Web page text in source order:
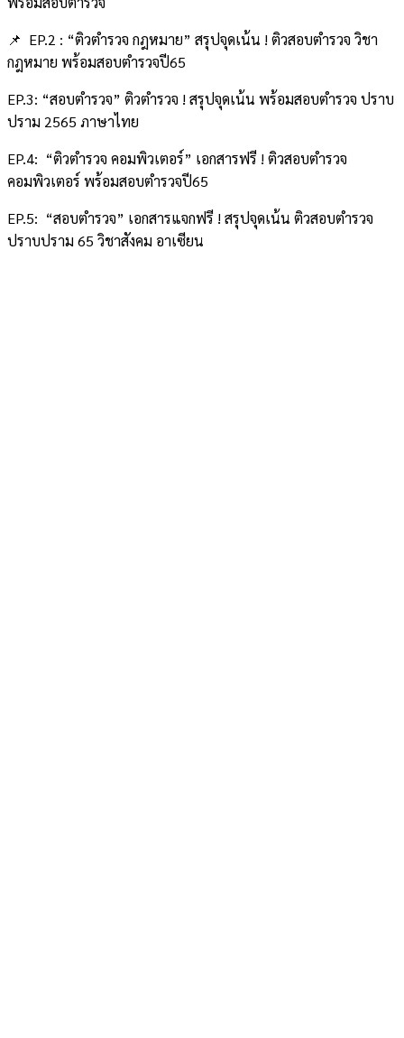
📌 EP.2 : “ติวตำรวจ กฎหมาย” สรุปจุดเน้น ! ติวสอบตำรวจ วิชา
กฎหมาย พร้อมสอบตำรวจปี65
EP.3: “สอบตำรวจ” ติวตำรวจ ! สรุปจุดเน้น พร้อมสอบตำรวจ ปราบ
ปราม 2565 ภาษาไทย
EP.4: “ติวตำรวจ คอมพิวเตอร์” เอกสารฟรี ! ติวสอบตำรวจ
คอมพิวเตอร์ พร้อมสอบตำรวจปี65
EP.5: “สอบตำรวจ” เอกสารแจกฟรี ! สรุปจุดเน้น ติวสอบตำรวจ
ปราบปราม 65 วิชาสังคม อาเซียน